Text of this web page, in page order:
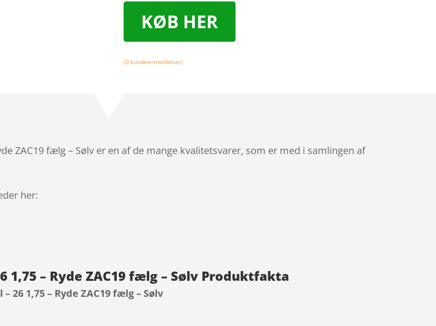
KØB HER
(0kundeanmeldelser)
ZAC19 fælg – Sølv er en af de mange kvalitetsvarer, som er med i samlingen af
her:
1,75 – Ryde ZAC19 fælg – Sølv Produktfakta
26 1,75 – Ryde ZAC19 fælg – Sølv